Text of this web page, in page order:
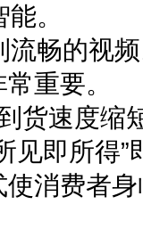
。
畅的视
重要。
货速度缩
见即所得
消费者